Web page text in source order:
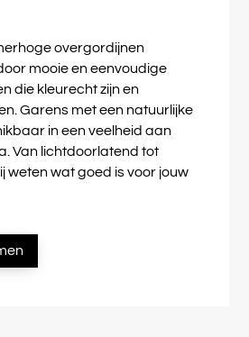
overgordijnen
mooie en eenvoudige
die kleurecht zijn en
Garens met een natuurlijke
in een veelheid aan
Van lichtdoorlatend tot
weten wat goed is voor jouw